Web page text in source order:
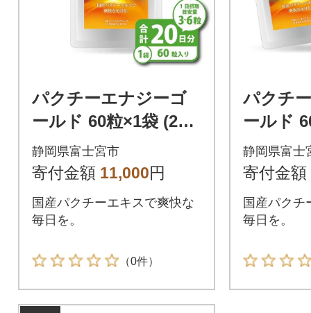
パクチーエナジーゴ
ールド 60粒×1袋 (20
日分)
静岡県富士宮市
寄付金額 11,000円
国産パクチーエキスで爽快な
毎日を。
（0件）
パクチ
ールド
日分)
静岡県富士
寄付金額
国産パクチ
毎日を。